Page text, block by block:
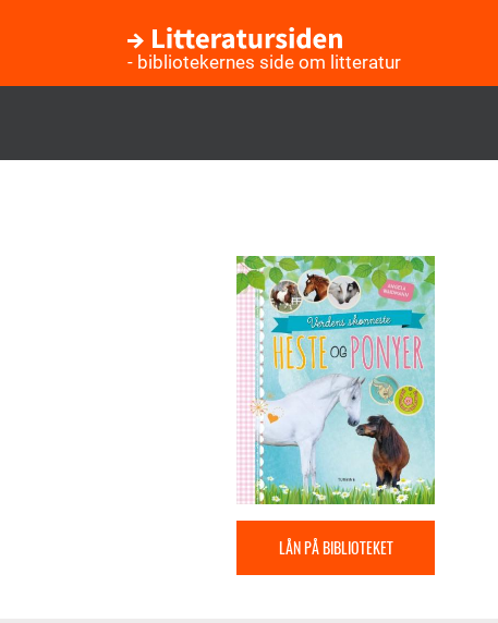
- bibliotekernes side om litteratur
LÅN PÅ BIBLIOTEKET